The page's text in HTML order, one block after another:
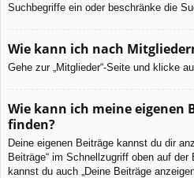
Suchbegriffe ein oder beschränke die
Wie kann ich nach
Gehe zur „Mitglieder“-Seite und klicke
Wie kann ich meine eigenen
finden?
Deine eigenen Beiträge kannst du dir
Beiträge“ im Schnellzugriff oben auf
kannst du auch „Deine Beiträge